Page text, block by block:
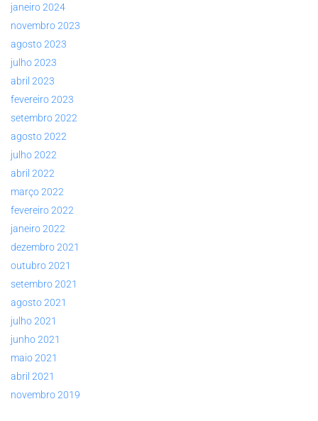
janeiro 2024
novembro 2023
agosto 2023
julho 2023
abril 2023
fevereiro 2023
setembro 2022
agosto 2022
julho 2022
abril 2022
março 2022
fevereiro 2022
janeiro 2022
dezembro 2021
outubro 2021
setembro 2021
agosto 2021
julho 2021
junho 2021
maio 2021
abril 2021
novembro 2019